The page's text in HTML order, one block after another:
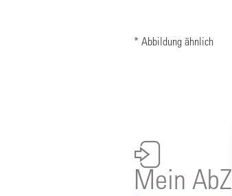
* Abbildung ähnlich
Mein AbZ